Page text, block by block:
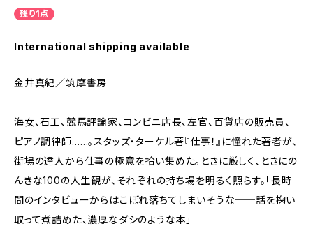
残り1点
International shipping available
金井真紀／筑摩書房
海女、石工、競馬評論家、コンビニ店長、左官、百貨店の販売員、
ピアノ調律師……。スタッズ・ターケル著『仕事！』に憧れた著者が、
街場の達人から仕事の極意を拾い集めた。ときに厳しく、ときにの
んきな100の人生観が、それぞれの持ち場を明るく照らす。「長時
間のインタビューからはこぼれ落ちてしまいそうな──話を掬い
取って煮詰めた、濃厚なダシのような本」